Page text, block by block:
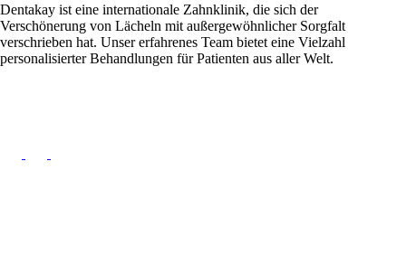
Dentakay ist eine internationale Zahnklinik, die sich der
Verschönerung von Lächeln mit außergewöhnlicher Sorgfalt
verschrieben hat. Unser erfahrenes Team bietet eine Vielzahl
personalisierter Behandlungen für Patienten aus aller Welt.